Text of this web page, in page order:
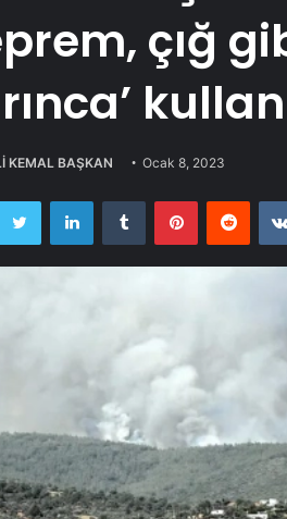
çığ
KEMAL BAŞKAN Ocak 8, 2023
Twitter LinkedInTumblr Pinterest